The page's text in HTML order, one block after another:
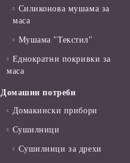
Силиконова мушама за
маса
Мушама "Текстил"
Еднократни покривки за
маса
Домашни потреби
Домакински прибори
Сушилници
Сушилници за дрехи